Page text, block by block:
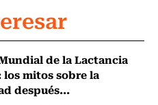
de la Lactancia
mitos sobre la
después...